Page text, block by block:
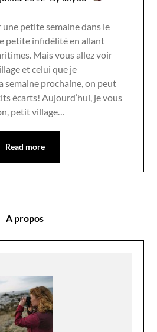
une petite semaine dans le
petite infidélité en allant
Mais vous allez voir
et celui que je
semaine prochaine, on peut
écarts! Aujourd’hui, je vous
petit village…
Read more
A propos